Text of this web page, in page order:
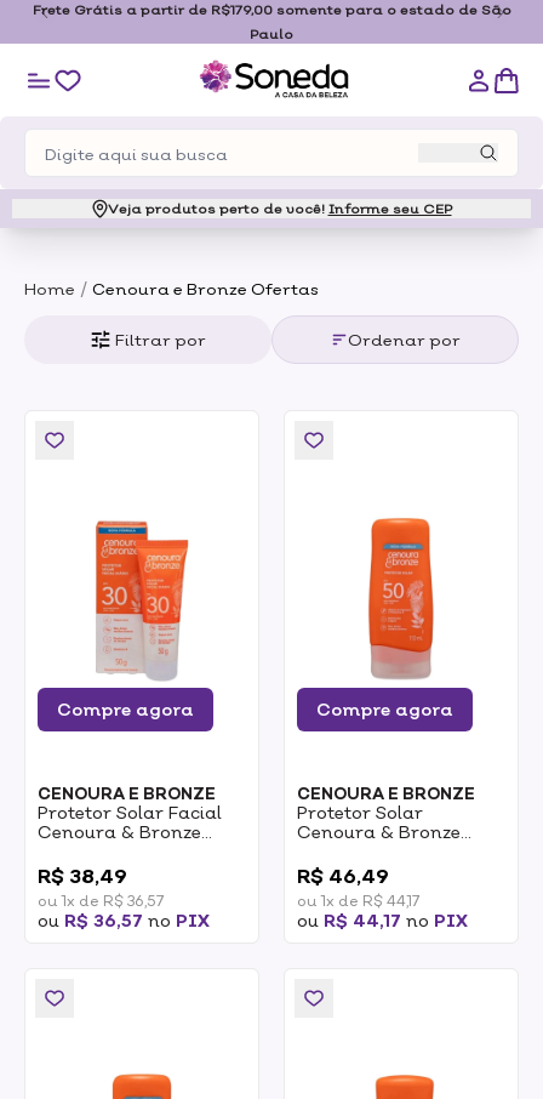
Frete Grátis a partir de R$179,00 somente para o estado de São
Paulo
Veja produtos perto de você! Informe seu CEP
Home / Cenoura e Bronze Ofertas
Filtrar por Ordenar por
Compre agora
CENOURA E BRONZE
Protetor Solar Facial
Cenoura & Bronze
R$ 38,49
ou 1x de R$ 36,57
ou R$ 36,57 no PIX
Compre agora
CENOURA E BRONZE
Protetor Solar
Cenoura & Bronze
R$ 46,49
ou 1x de R$ 44,17
ou R$ 44,17 no PIX